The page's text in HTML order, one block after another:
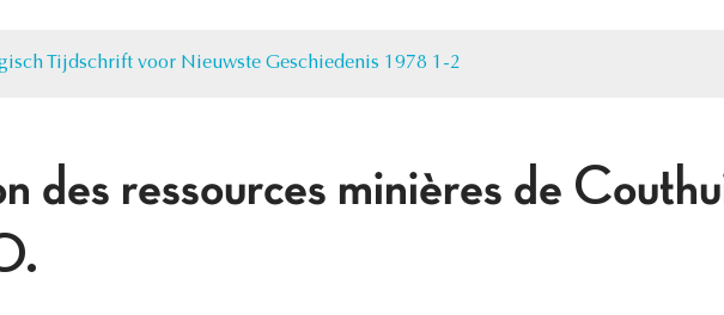
Tijdschrift voor Nieuwste Geschiedenis 1978 1-2
des ressources minières de